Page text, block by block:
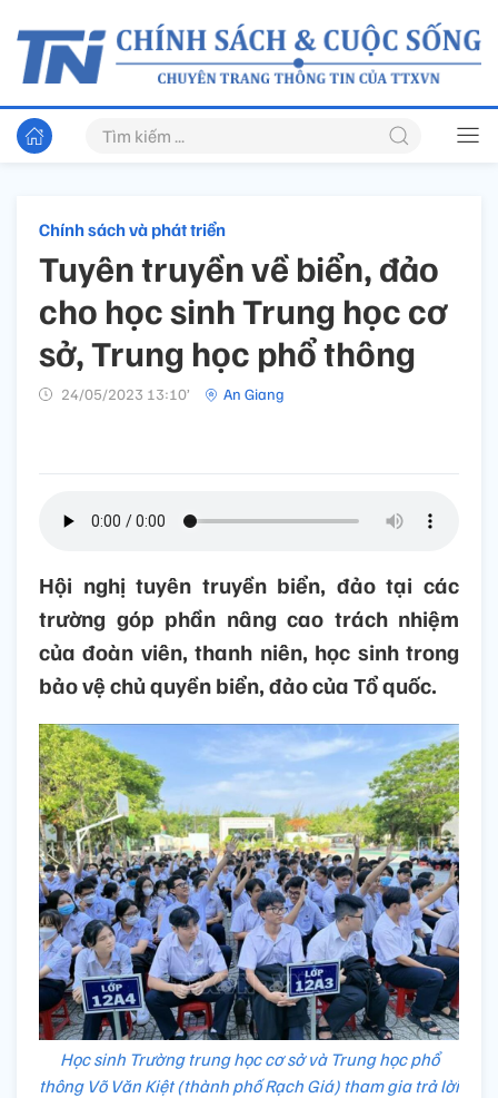
Chính sách và phát triển
Tuyên truyền về biển, đảo
cho học sinh Trung học cơ
sở, Trung học phổ thông
24/05/2023 13:10’ An Giang
Hội nghị tuyên truyền biển, đảo tại các
trường góp phần nâng cao trách nhiệm
của đoàn viên, thanh niên, học sinh trong
bảo vệ chủ quyền biển, đảo của Tổ quốc.
Học sinh Trường trung học cơ sở và Trung học phổ
thông Võ Văn Kiệt (thành phố Rạch Giá) tham gia trả lời